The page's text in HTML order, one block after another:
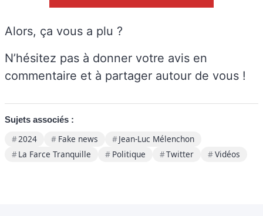
Alors, ça vous a plu ?
N’hésitez pas à donner votre avis en
commentaire et à partager autour de vous !
Sujets associés :
2024 Fake news
Jean-Luc Mélenchon
La Farce Tranquille
Politique Twitter Vidéos